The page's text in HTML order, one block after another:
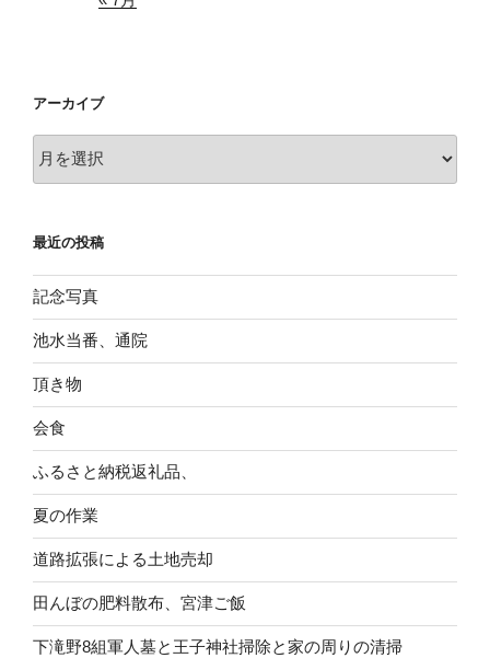
アーカイブ
ア
ー
ブ
最近の投稿
記念写真
池水当番、通院
頂き物
会食
ふるさと納税返礼品、
夏の作業
道路拡張による土地売却
田んぼの肥料散布、宮津ご飯
下滝野8組軍人墓と王子神社掃除と家の周りの清掃